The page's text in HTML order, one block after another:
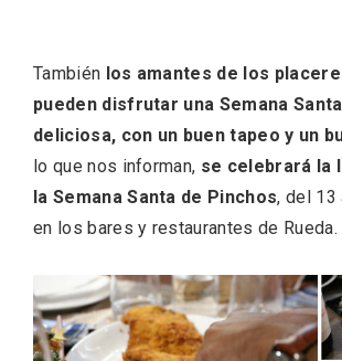
También los amantes de los
pueden disfrutar una Semana
deliciosa, con un buen tapeo y un
lo que nos informan, se celebrará la
la Semana Santa de Pinchos, del 13
en los bares y restaurantes de Rueda.
V Feria Europea del Queso
Serrada